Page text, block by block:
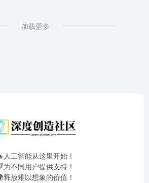
加载更多
人工智能从这里开始！
为不同用户提供支持！
释放难以想象的价值！